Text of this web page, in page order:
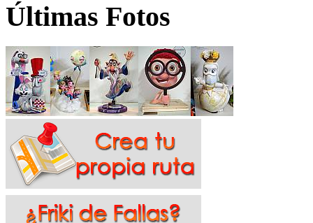
Últimas Fotos